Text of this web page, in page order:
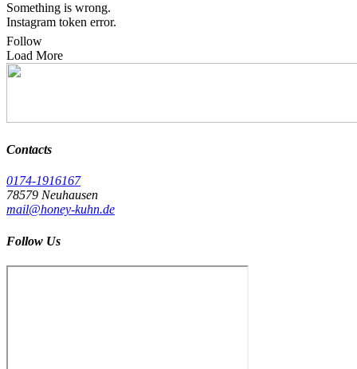
Something is wrong.
Instagram token error.
Follow
Load More
Contacts
0174-1916167
78579 Neuhausen
mail@honey-kuhn.de
Follow Us